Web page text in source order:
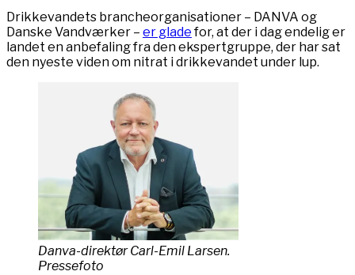
Drikkevandets brancheorganisationer – DANVA og
Danske Vandværker – er gladefor, at der i dag endelig er
landet en anbefaling fra den ekspertgruppe, der har sat
den nyeste viden om nitrat i drikkevandet under lup.
Danva-direktør Carl-Emil Larsen.
Pressefoto